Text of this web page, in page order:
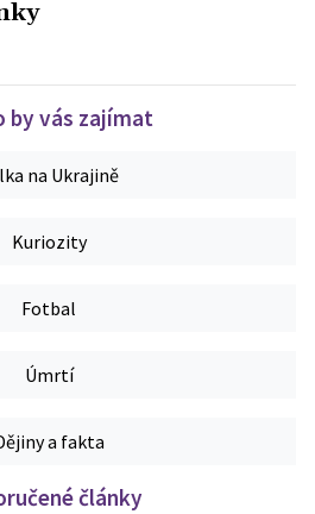
by vás zajímat
na Ukrajině
Kuriozity
Fotbal
Úmrtí
a fakta
články